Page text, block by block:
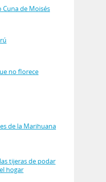
Cuna de Moisés
no florece
de la Marihuana
tijeras de podar
hogar